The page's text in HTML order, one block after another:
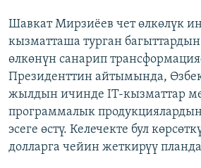
Шавкат Мирзиёев чет өлкөлүк
кызматташа турган
өлкөнүн санарип
Президенттин айтымында,
жылдын ичинде IT-кызматтар
программалык
эсеге өстү. Келечекте бул
долларга чейин жеткирүү